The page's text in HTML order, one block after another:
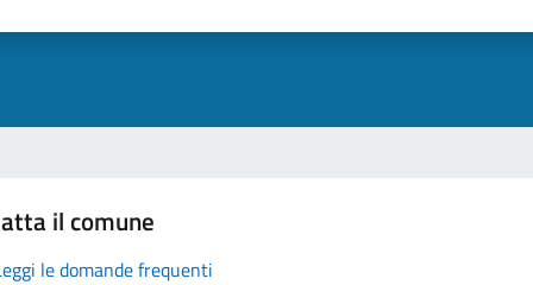
il comune
le domande frequenti